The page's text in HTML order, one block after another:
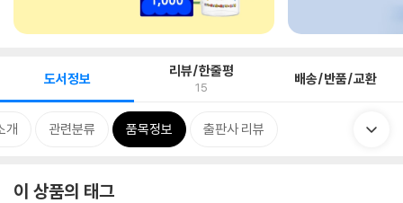
도서정보 리뷰/한줄평
15 배송/반품/교환
개 관련분류 품목정보 출판사 리뷰
이 상품의 태그